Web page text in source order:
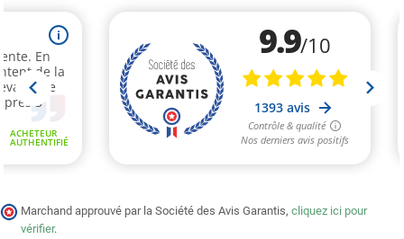
Marchand approuvé par la Société des Avis Garantis, cliquez ici pour
vérifier.